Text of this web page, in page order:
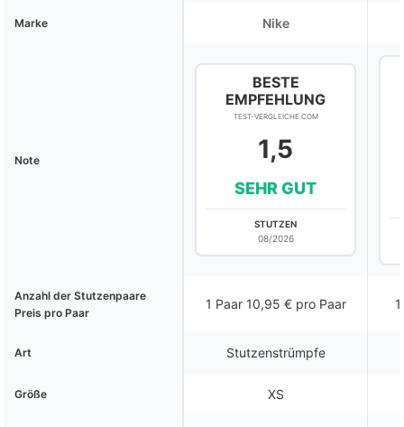
Marke Nike
Note
BESTE
EMPFEHLUNG
TEST-VERGLEICHE.COM
1,5
SEHR GUT
STUTZEN
08/2026
Anzahl der Stutzenpaare
Preis pro Paar
1 Paar 10,95 € pro Paar
Art Stutzenstrümpfe
Größe XS